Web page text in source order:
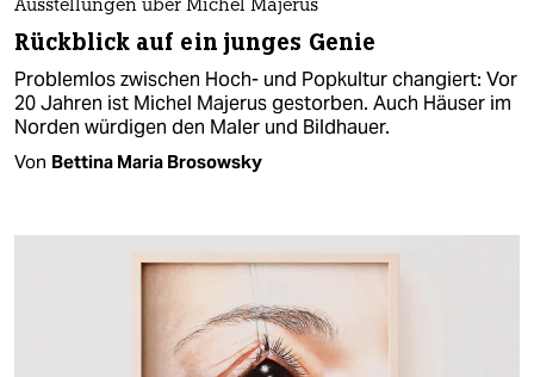
Ausstellungen über Michel Majerus
Rückblick auf ein junges Genie
Problemlos zwischen Hoch- und Popkultur changiert: Vor
20 Jahren ist Michel Majerus gestorben. Auch Häuser im
Norden würdigen den Maler und Bildhauer.
Von Bettina Maria Brosowsky